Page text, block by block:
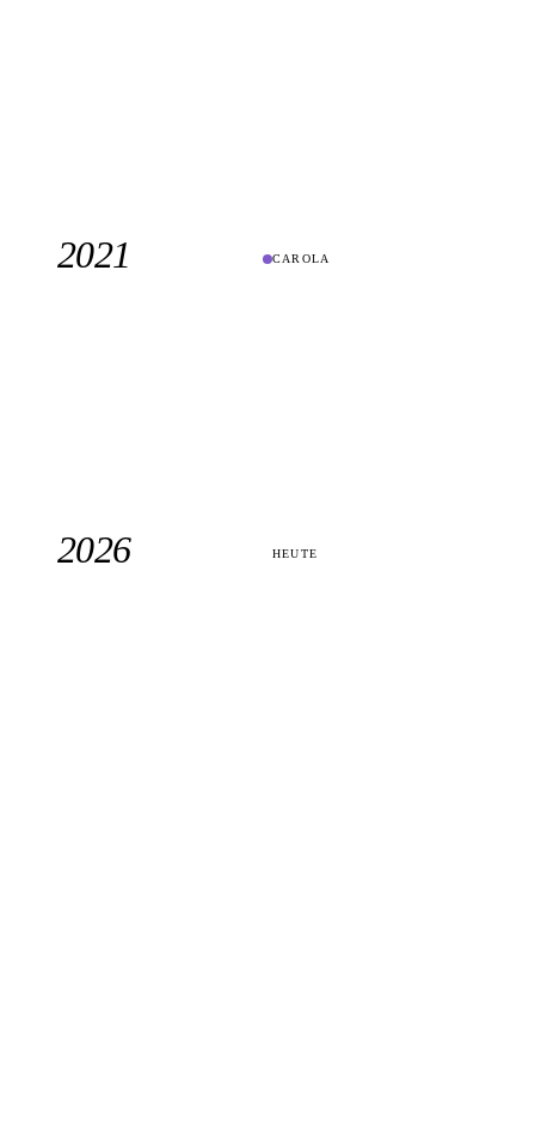
2021 CAROLA
2026 HEUTE